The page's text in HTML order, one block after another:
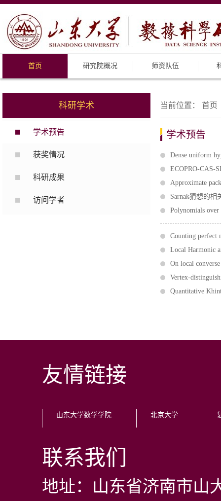
首页 研究院概况 师资队伍
科研学术
学术预告
获奖情况
科研成果
访问学者
当前位置： 首页
学术预告
Dense uniform
ECOPRO-CAS-
Approximate
Sarnak猜想的相
Polynomials
Counting perfect
Local Harmonic
On local
Vertex-
Quantitative
友情链接
山东大学数学学院 北京大学
联系我们
地址：山东省济南市山